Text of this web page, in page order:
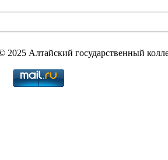
Алтайский государственный